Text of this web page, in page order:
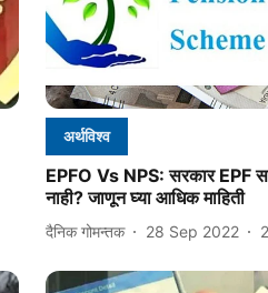
अर्थविश्व
EPFO Vs NPS: सरकार EPF
नाही? जाणून घ्या आधिक माहिती
दैनिक गोमन्तक 28 Sep 2022 2